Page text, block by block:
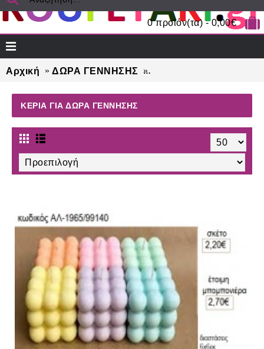
0 προϊόν(τα) - 0,00€
Αρχική ΔΩΡΑ ΓΕΝΝΗΣΗΣ
ΚΕΡΙΑ ΓΙΑ ΔΏΡΑ ΓΈΝΝΗΣΗΣ